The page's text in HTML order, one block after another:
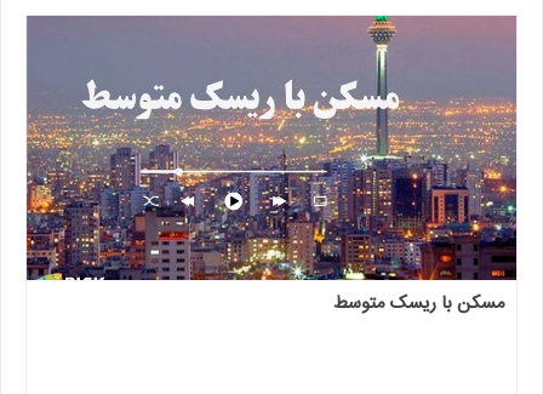
مسکن با ریسک متوسط